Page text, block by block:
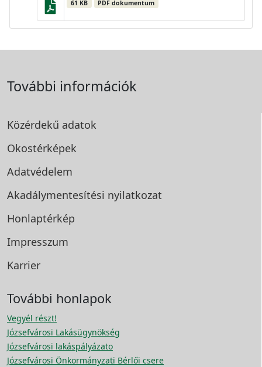
61 KB PDF dokumentum
További információk
Közérdekű adatok
Okostérképek
Adatvédelem
Akadálymentesítési nyilatkozat
Honlaptérkép
Impresszum
Karrier
További honlapok
Vegyél részt!
Józsefvárosi Lakásügynökség
Józsefvárosi lakáspályázato
Józsefvárosi Önkormányzati Bérlői csere